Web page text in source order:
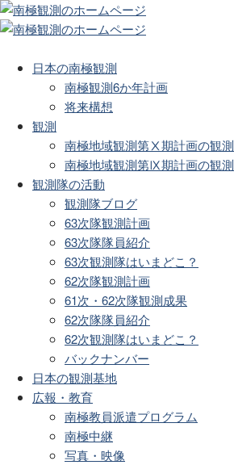
日本の南極観測
南極観測6か年計画
将来構想
観測
南極地域観測第Ⅹ期計画の観測
南極地域観測第Ⅸ期計画の観測
観測隊の活動
観測隊ブログ
63次隊観測計画
63次隊隊員紹介
63次観測隊はいまどこ？
62次隊観測計画
61次・62次隊観測成果
62次隊隊員紹介
62次観測隊はいまどこ？
バックナンバー
日本の観測基地
広報・教育
南極教員派遣プログラム
南極中継
写真・映像